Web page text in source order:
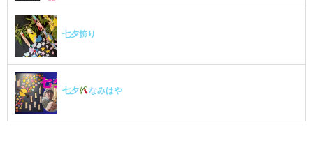
七夕飾り
七夕 なみはや